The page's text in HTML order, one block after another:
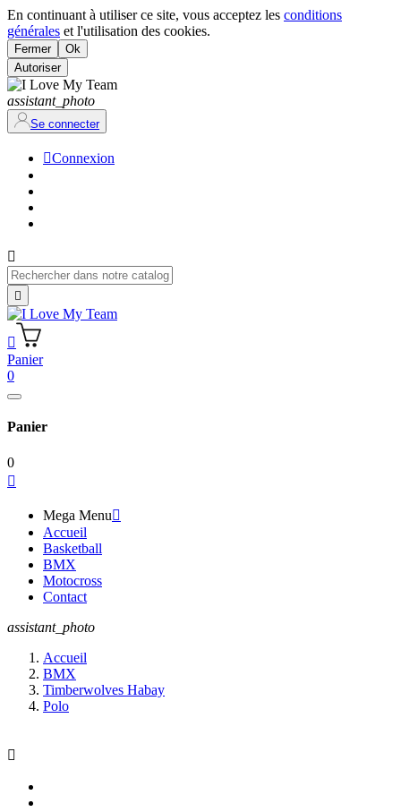
En continuant à utiliser ce site, vous acceptez les conditions
générales et l'utilisation des cookies.
Fermer
Ok
Autoriser
assistant_photo
Se connecter
Connexion



Panier
0
Panier
0

Mega Menu
Accueil
Basketball
BMX
Motocross
Contact
assistant_photo
Accueil
BMX
Timberwolves Habay
Polo
